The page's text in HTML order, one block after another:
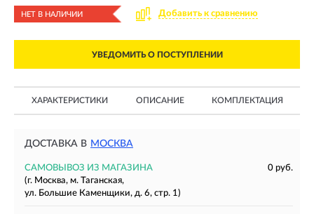
НЕТ В НАЛИЧИИ Добавить к сравнению
УВЕДОМИТЬ О ПОСТУПЛЕНИИ
ХАРАКТЕРИСТИКИ ОПИСАНИЕ КОМПЛЕКТАЦИЯ
ДОСТАВКА В МОСКВА
САМОВЫВОЗ ИЗ МАГАЗИНА
0 руб.
(г. Москва, м. Таганская,
ул. Большие Каменщики, д. 6, стр. 1)